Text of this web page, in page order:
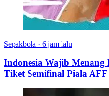
Sepakbola · 6 jam lalu
Indonesia Wajib Menang
Tiket Semifinal Piala AFF